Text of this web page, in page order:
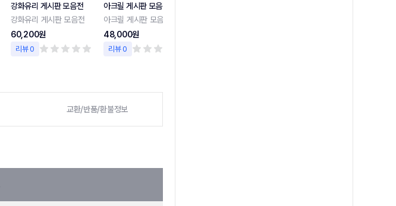
강화유리 게시판 모음전
강화유리 게시판 모음전
60,200원
리뷰 0
아크릴 게시판 모음전
아크릴 게시판 모음전
48,000원
리뷰 0
교환/반품/환불정보